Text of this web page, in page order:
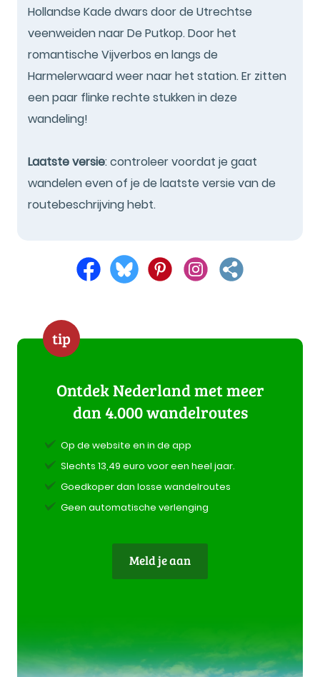
Hollandse Kade dwars door de Utrechtse
veenweiden naar De Putkop. Door het
romantische Vijverbos en langs de
Harmelerwaard weer naar het station. Er zitten
een paar flinke rechte stukken in deze
wandeling!
Laatste versie: controleer voordat je gaat
wandelen even of je de laatste versie van de
routebeschrijving hebt.
tip
Ontdek Nederland met meer
dan 4.000 wandelroutes
Op de website en in de app
Slechts 13,49 euro voor een heel jaar.
Goedkoper dan losse wandelroutes
Geen automatische verlenging
Meld je aan